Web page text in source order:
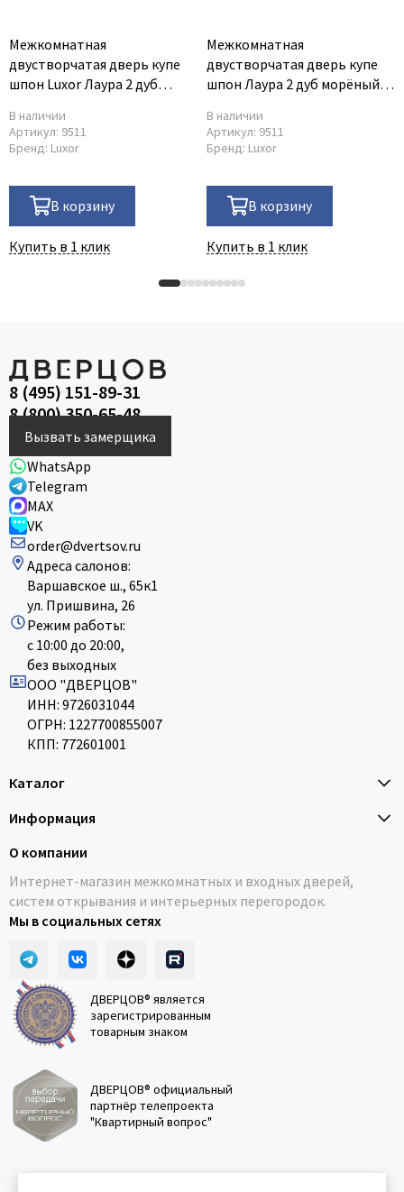
Межкомнатная
двустворчатая дверь купе
шпон Luxor Лаура 2 дуб
В наличии
Артикул: 9511
Бренд: Luxor
В корзину
Купить в 1 клик
Межкомнатная
двустворчатая дверь купе
шпон Лаура 2 дуб морёный
В наличии
Артикул: 9511
Бренд: Luxor
В корзину
Купить в 1 клик
8 (495) 151-89-31
8 (800) 350-65-48
Вызвать замерщика
WhatsApp
Telegram
MAX
VK
order@dvertsov.ru
Адреса салонов:
Варшавское ш., 65к1
ул. Пришвина, 26
Режим работы:
с 10:00 до 20:00,
без выходных
ООО "ДВЕРЦОВ"
ИНН: 9726031044
ОГРН: 1227700855007
КПП: 772601001
Каталог
Информация
О компании
Интернет-магазин межкомнатных и входных дверей,
систем открывания и интерьерных перегородок.
Мы в социальных сетях
ДВЕРЦОВ® является
зарегистрированным
товарным знаком
ДВЕРЦОВ® официальный
партнёр телепроекта
"Квартирный вопрос"